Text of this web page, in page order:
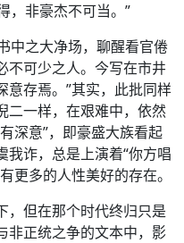
，非豪杰不可当。”
中之大净场，聊醒看官倦
不可少之人。今写在市井
意存焉。”其实，此批同样
二一样，在艰难中，依然
深意”，即豪盛大族看起
我诈，总是上演着“你方唱
更多的人性美好的存在。
，但在那个时代终归只是
非正统之争的文本中，影